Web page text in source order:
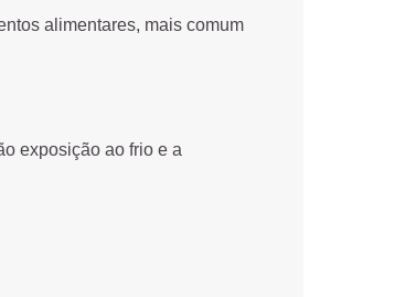
alimentares, mais comum
exposição ao frio e a